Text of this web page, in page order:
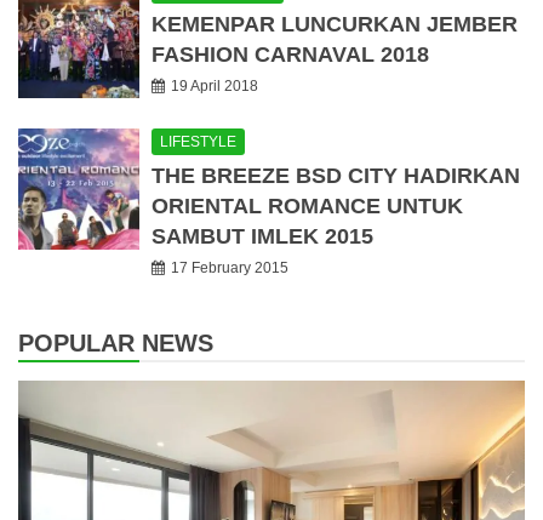
KEMENPAR LUNCURKAN JEMBER
FASHION CARNAVAL 2018
19 April 2018
LIFESTYLE
THE BREEZE BSD CITY HADIRKAN
ORIENTAL ROMANCE UNTUK
SAMBUT IMLEK 2015
17 February 2015
POPULAR NEWS